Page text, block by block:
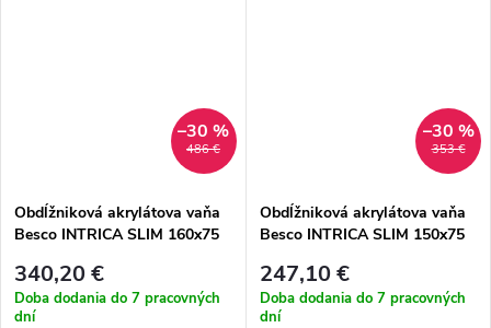
486 €
–30 %
Obdĺžniková akrylátova vaňa
Besco INTRICA SLIM 160x75
340,20 €
Doba dodania do 7 pracovných
dní
353 €
–30 %
Obdĺžniková akrylátova vaňa
Besco INTRICA SLIM 150x75
247,10 €
Doba dodania do 7 pracovných
dní